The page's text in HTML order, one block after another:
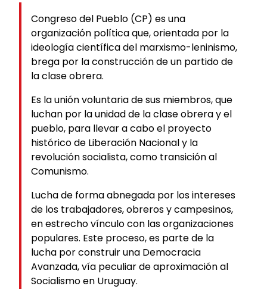
Congreso del Pueblo (CP) es una
organización política que, orientada por la
ideología científica del marxismo-leninismo,
brega por la construcción de un partido de
la clase obrera.
Es la unión voluntaria de sus miembros, que
luchan por la unidad de la clase obrera y el
pueblo, para llevar a cabo el proyecto
histórico de Liberación Nacional y la
revolución socialista, como transición al
Comunismo.
Lucha de forma abnegada por los intereses
de los trabajadores, obreros y campesinos,
en estrecho vínculo con las organizaciones
populares. Este proceso, es parte de la
lucha por construir una Democracia
Avanzada, vía peculiar de aproximación al
Socialismo en Uruguay.